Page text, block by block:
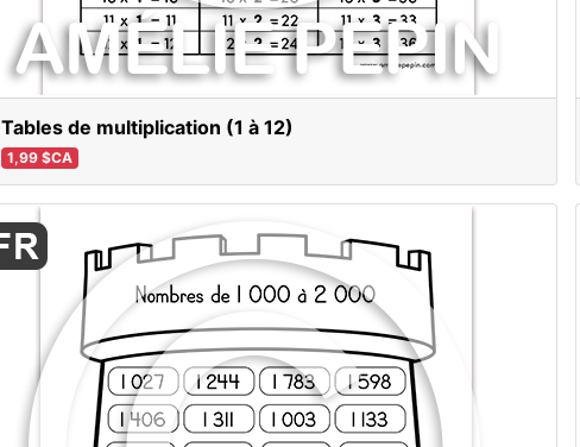
Tables de multiplication (1 à 12)
1,99 $CA